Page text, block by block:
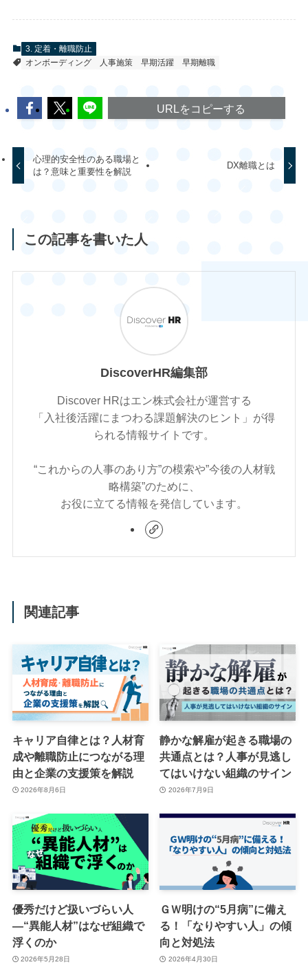
3. 定着・離職防止
オンボーディング
人事施策 早期活躍 早期離職
URLをコピーする
心理的安全性のある職場と
は？意味と重要性を解説
DX離職とは
この記事を書いた人
DiscoverHR編集部
Discover HRはエン株式会社が運営する
「入社後活躍にまつわる課題解決のヒント」が得
られる情報サイトです。
“これからの人事のあり方”の模索や”今後の人材戦
略構築”のために、
お役に立てる情報を発信しています。
関連記事
キャリア自律とは？人材育
成や離職防止につながる理
由と企業の支援策を解説
2026年8月6日
静かな解雇が起きる職場の
共通点とは？人事が見逃し
てはいけない組織のサイン
2026年7月9日
優秀だけど扱いづらい人
―“異能人材”はなぜ組織で
浮くのか
2026年5月28日
ＧＷ明けの“5月病”に備え
る！「なりやすい人」の傾
向と対処法
2026年4月30日